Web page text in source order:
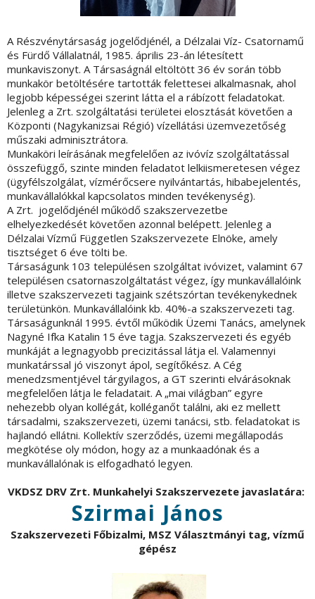
A Részvénytársaság jogelődjénél, a Délzalai Víz- Csatornamű
és Fürdő Vállalatnál, 1985. április 23-án létesített
munkaviszonyt. A Társaságnál eltöltött 36 év során több
munkakör betöltésére tartották felettesei alkalmasnak, ahol
legjobb képességei szerint látta el a rábízott feladatokat.
Jelenleg a Zrt. szolgáltatási területei elosztását követően a
Központi (Nagykanizsai Régió) vízellátási üzemvezetőség
műszaki adminisztrátora.
Munkaköri leírásának megfelelően az ivóvíz szolgáltatással
összefüggő, szinte minden feladatot lelkiismeretesen végez
(ügyfélszolgálat, vízmérőcsere nyilvántartás, hibabejelentés,
munkavállalókkal kapcsolatos minden tevékenység).
A Zrt. jogelődjénél működő szakszervezetbe
elhelyezkedését követően azonnal belépett. Jelenleg a
Délzalai Vízmű Független Szakszervezete Elnöke, amely
tisztséget 6 éve tölti be.
Társaságunk 103 településen szolgáltat ivóvizet, valamint 67
településen csatornaszolgáltatást végez, így munkavállalóink
illetve szakszervezeti tagjaink szétszórtan tevékenykednek
területünkön. Munkavállalóink kb. 40%-a szakszervezeti tag.
Társaságunknál 1995. évtől működik Üzemi Tanács, amelynek
Nagyné Ifka Katalin 15 éve tagja. Szakszervezeti és egyéb
munkáját a legnagyobb precizitással látja el. Valamennyi
munkatárssal jó viszonyt ápol, segítőkész. A Cég
menedzsmentjével tárgyilagos, a GT szerinti elvárásoknak
megfelelően látja le feladatait. A „mai világban” egyre
nehezebb olyan kollégát, kolléganőt találni, aki ez mellett
társadalmi, szakszervezeti, üzemi tanácsi, stb. feladatokat is
hajlandó ellátni. Kollektív szerződés, üzemi megállapodás
megkötése oly módon, hogy az a munkaadónak és a
munkavállalónak is elfogadható legyen.
VKDSZ DRV Zrt. Munkahelyi Szakszervezete javaslatára:
Szirmai János
Szakszervezeti Főbizalmi, MSZ Választmányi tag, vízmű
gépész